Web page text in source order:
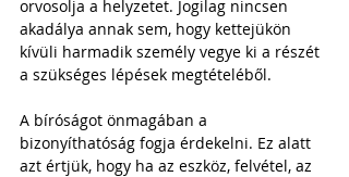
orvosolja a helyzetet. Jogilag nincsen
akadálya annak sem, hogy kettejükön
kívüli harmadik személy vegye ki a részét
a szükséges lépések megtételéből.
A bíróságot önmagában a
bizonyíthatóság fogja érdekelni. Ez alatt
azt értjük, hogy ha az eszköz, felvétel, az